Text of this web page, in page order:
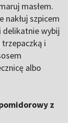
masłem.
nakłuj szpicem
delikatnie wybij
i
albo
z